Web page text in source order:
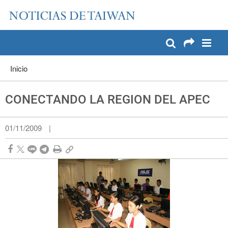
Pase a contenido principal
Inicio
CONECTANDO LA REGION DEL APEC
01/11/2009 |